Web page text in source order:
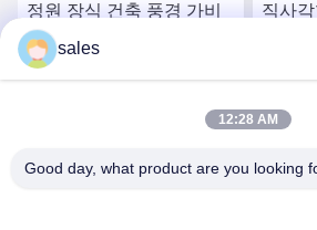
정원 장식 건축 풍경 가비
온 기둥 50×100mm
최고의 가격을 얻으십시
오
직사
sales
12:28 AM
Good day, what product are you looking